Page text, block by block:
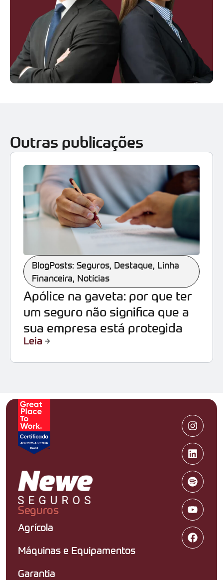
Outras publicações
BlogPosts: Seguros, Destaque, Linha
Financeira, Notícias
Apólice na gaveta: por que ter
um seguro não significa que a
sua empresa está protegida
Leia
Seguros
Agrícola
Máquinas e Equipamentos
Garantia